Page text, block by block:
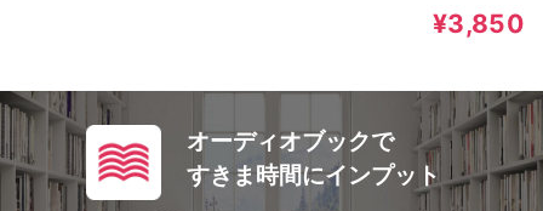
¥3,850
オーディオブックで
すきま時間にインプット